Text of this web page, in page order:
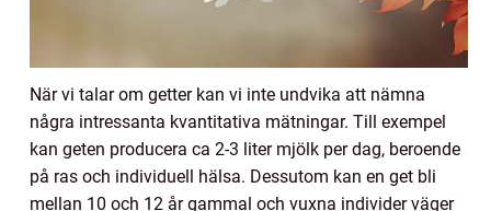
När vi talar om getter kan vi inte undvika att nämna
några intressanta kvantitativa mätningar. Till exempel
kan geten producera ca 2-3 liter mjölk per dag, beroende
på ras och individuell hälsa. Dessutom kan en get bli
mellan 10 och 12 år gammal och vuxna individer väger